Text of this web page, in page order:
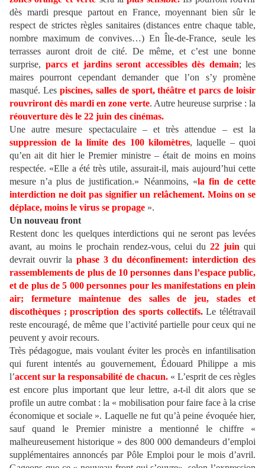
dès mardi presque partout en France, moyennant bien sûr le
respect de strictes règles sanitaires (distances entre chaque table,
nombre maximum de convives…) En Île-de-France, seule les
terrasses auront droit de cité. De même, et c’est une bonne
surprise, parcs et jardins seront accessibles dès demain; les
maires pourront cependant demander que l’on s’y promène
masqué. Les piscines, salles de sport, théâtre et parcs de loisir
rouvriront dès mardi en zone verte. Autre heureuse surprise : la
réouverture dès le 22 juin des cinémas.
Une autre mesure spectaculaire – et très attendue – est la
suppression de la limite des 100 kilomètres, laquelle – quoi
qu’en ait dit hier le Premier ministre – était de moins en moins
respectée. «Elle a été très utile, assurait-il, mais aujourd’hui cette
mesure n’a plus de justification.» Néanmoins, «la fin de cette
interdiction ne doit pas signifier un relâchement. Moins on se
déplace, moins le virus se propage ».
Un nouveau front
Restent donc les quelques interdictions qui ne seront pas levées
avant, au moins le prochain rendez-vous, celui du22 juin qui
devrait ouvrir la phase 3 du déconfinement: interdiction des
rassemblements de plus de 10 personnes dans l’espace public,
et de plus de 5 000 personnes pour les manifestations en plein
air; fermeture maintenue des salles de jeu, stades et
discothèques ; proscription des sports collectifs. Le télétravail
reste encouragé, de même que l’activité partielle pour ceux qui ne
peuvent y avoir recours.
Très pédagogue, mais voulant éviter les procès en infantilisation
qui furent intentés au gouvernement, Édouard Philippe a mis
l’accent sur la responsabilité de chacun. « L’esprit de ces règles
est encore plus important que leur lettre, a-t-il dit alors que se
profile un autre combat : la « mobilisation pour faire face à la crise
économique et sociale ». Laquelle ne fut qu’à peine évoquée hier,
sauf quand le Premier ministre a mentionné le chiffre «
malheureusement historique » des 800 000 demandeurs d’emploi
supplémentaires annoncés par Pôle Emploi pour le mois d’avril.